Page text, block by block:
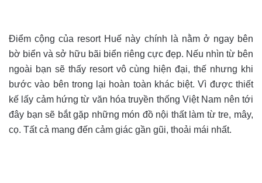
Điểm cộng của resort Huế này chính là nằm ở ngay bên
bờ biển và sở hữu bãi biển riêng cực đẹp. Nếu nhìn từ bên
ngoài bạn sẽ thấy resort vô cùng hiện đại, thế nhưng khi
bước vào bên trong lại hoàn toàn khác biệt. Vì được thiết
kế lấy cảm hứng từ văn hóa truyền thống Việt Nam nên tới
đây bạn sẽ bắt gặp những món đồ nội thất làm từ tre, mây,
cọ. Tất cả mang đến cảm giác gần gũi, thoải mái nhất.